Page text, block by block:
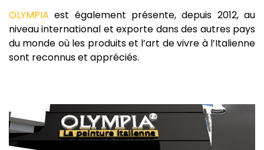
OLYMPIA est également présente, depuis 2012, au
niveau international et exporte dans des autres pays
du monde où les produits et l’art de vivre à l’Italienne
sont reconnus et appréciés.